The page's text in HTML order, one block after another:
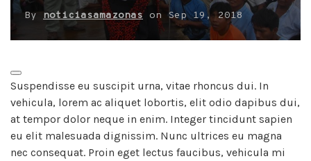
By noticiasamazonason Sep 19, 2018
Suspendisse eu suscipit urna, vitae rhoncus dui. In
vehicula, lorem ac aliquet lobortis, elit odio dapibus dui,
at tempor dolor neque in enim. Integer tincidunt sapien
eu elit malesuada dignissim. Nunc ultrices eu magna
nec consequat. Proin eget lectus faucibus, vehicula mi